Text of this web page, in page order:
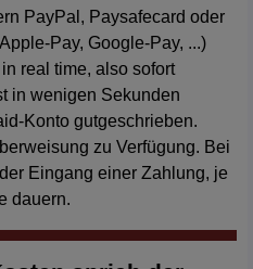
PayPal, Paysafecard oder
Pay, Google-Pay, ...)
real time, also sofort
in wenigen Sekunden
Konto gutgeschrieben.
zu Verfügung. Bei
Eingang einer Zahlung, je
dauern.